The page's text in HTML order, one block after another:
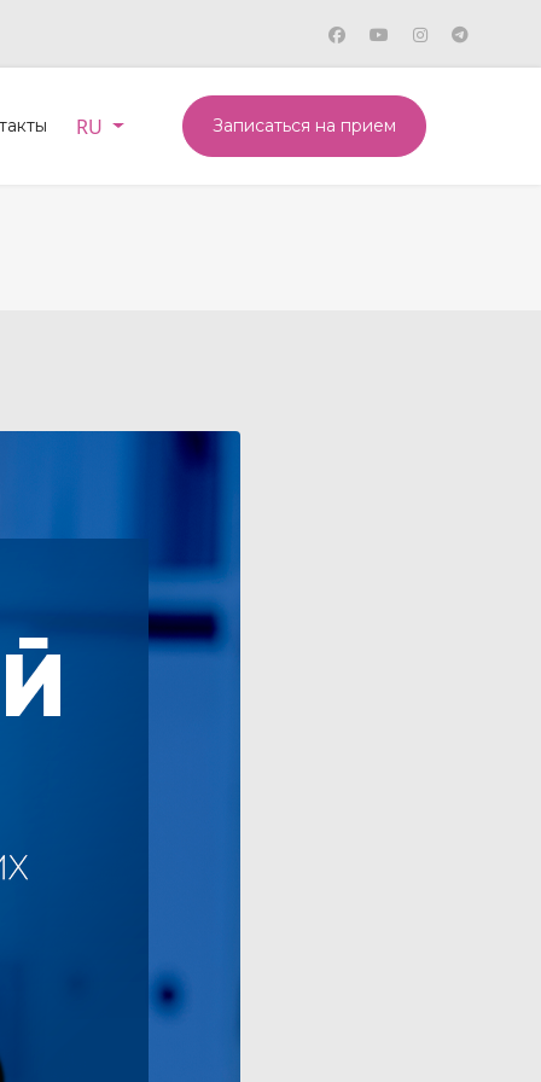
Выберите язык
RU Записаться на прием